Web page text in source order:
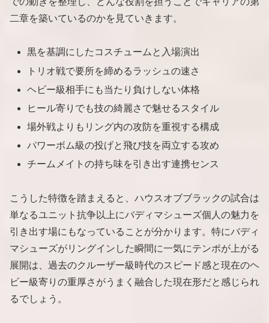
二章を築いているのかを見ていきます。
黒を基調にしたコスチュームと入場演出
トリオ戦で要所を締めるラッシュの速さ
ヘビー級相手にも当たり負けしない体格
ヒール寄りでも技の綺麗さで魅せるスタイル
場外戦よりもリング内の攻防を重視する構成
パワーボム級の投げと飛び技を両立する攻め
チームメイトの持ち味を引き出す連携センス
こうした特徴を踏まえると、ハウスオブブラックの試合は
単なるユニット抗争以上にバディマシューズ個人の魅力を
引き出す場にもなっていることが分かります。特にバディ
マシューズがリングインした瞬間に一気にテンポが上がる
展開は、過去のクルーザー級時代のスピード感と現在のヘ
ビー級寄りの重厚さがうまく融合した現在形だと感じられ
るでしょう。